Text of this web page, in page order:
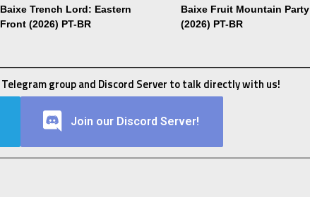
Baixe Trench Lord: Eastern
Front (2026) PT-BR
Baixe Fruit Mountain Party
(2026) PT-BR
Telegram group and Discord Server to talk directly with us!
Join our Discord Server!